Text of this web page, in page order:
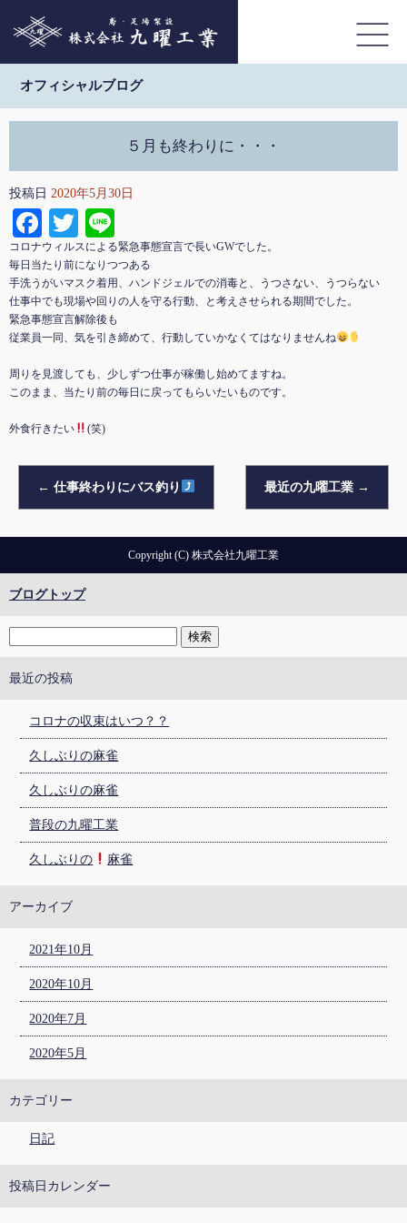
オフィシャルブログ
５月も終わりに・・・
投稿日 2020年5月30日
Facebook
Twitter
コロナウィルスによる緊急事態宣言で長いGWでした。
毎日当たり前になりつつある
手洗うがいマスク着用、ハンドジェルでの消毒と、うつさない、うつらない
仕事中でも現場や回りの人を守る行動、と考えさせられる期間でした。
緊急事態宣言解除後も
従業員一同、気を引き締めて、行動していかなくてはなりませんね
周りを見渡しても、少しずつ仕事が稼働し始めてますね。
このまま、当たり前の毎日に戻ってもらいたいものです。
外食行きたい (笑)
← 仕事終わりにバス釣り 最近の九曜工業 →
Copyright (C) 株式会社九曜工業
ブログトップ
最近の投稿
コロナの収束はいつ？？
久しぶりの麻雀
久しぶりの麻雀
普段の九曜工業
久しぶりの 麻雀
アーカイブ
2021年10月
2020年10月
2020年7月
2020年5月
カテゴリー
日記
投稿日カレンダー